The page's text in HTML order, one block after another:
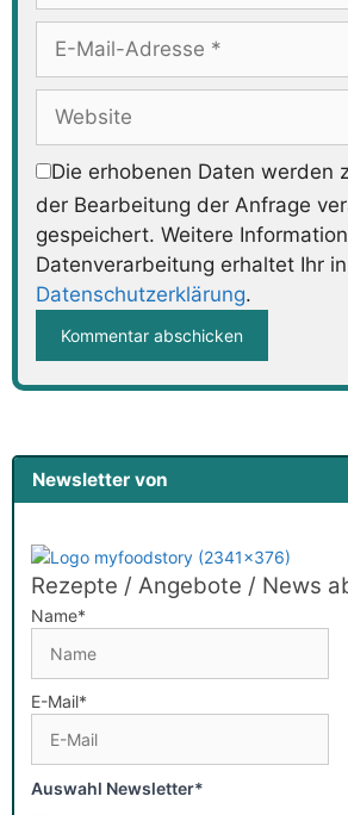
Mail-
Adresse
Die erhobenen Daten werden
der Bearbeitung der Anfrage
gespeichert. Weitere
Datenverarbeitung erhaltet Ihr
Datenschutzerklärung.
Newsletter von
Rezepte / Angebote / News
Name*
E-Mail*
Auswahl Newsletter*